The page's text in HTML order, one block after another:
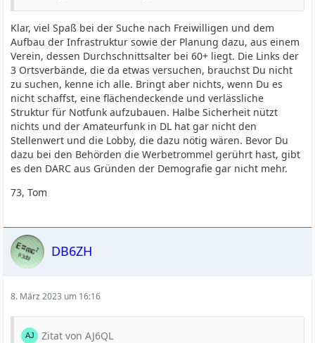
Klar, viel Spaß bei der Suche nach Freiwilligen und dem
Aufbau der Infrastruktur sowie der Planung dazu, aus einem
Verein, dessen Durchschnittsalter bei 60+ liegt. Die Links der
3 Ortsverbände, die da etwas versuchen, brauchst Du nicht
zu suchen, kenne ich alle. Bringt aber nichts, wenn Du es
nicht schaffst, eine flächendeckende und verlässliche
Struktur für Notfunk aufzubauen. Halbe Sicherheit nützt
nichts und der Amateurfunk in DL hat gar nicht den
Stellenwert und die Lobby, die dazu nötig wären. Bevor Du
dazu bei den Behörden die Werbetrommel gerührt hast, gibt
es den DARC aus Gründen der Demografie gar nicht mehr.
73, Tom
DB6ZH
8. März 2023 um 16:16
Zitat von AJ6QL